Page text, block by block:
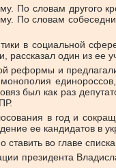
словам другого
По словам
в социальной
рассказал один из ее
и
был как раз
в год и
ее кандидатов в
во главе
президента